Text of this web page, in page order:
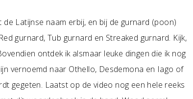
Latijnse naam erbij, en bij de gurnard (poon)
gurnard, Tub gurnard en Streaked gurnard. Kijk,
ontdek ik alsmaar leuke dingen die ik nog
vernoemd naar Othello, Desdemona en Iago of
gegeten. Laatst op de video nog een hele reeks